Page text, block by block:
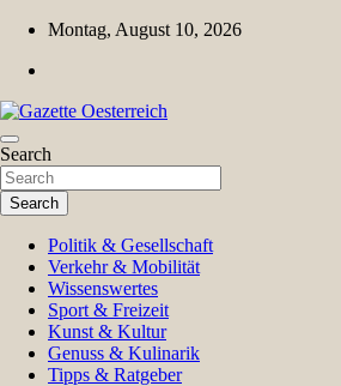
Skip
content
Montag, August 10, 2026
Gazette Oesterreich
Magazin für Freizeit, Politik, Kultur &
Search
Search
Politik & Gesellschaft
Verkehr & Mobilität
Wissenswertes
Sport & Freizeit
Kunst & Kultur
Genuss & Kulinarik
Tipps & Ratgeber